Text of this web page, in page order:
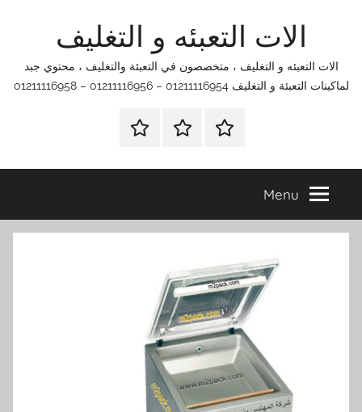
الات التعبئه و التغليف
الات التعبئه و التغليف ، متخصصون في التعبئة والتغليف ، محتوي جبد
لماكينات التعبئة و التغليف 01211116954 – 01211116956 – 01211116958
الرئيسيةاتصل
اتـصـل
في
التي
Menu